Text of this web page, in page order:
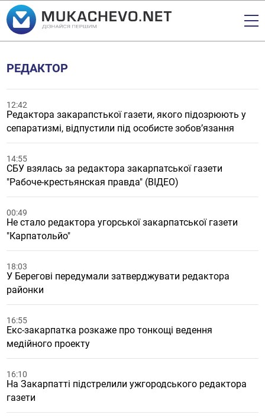
РЕДАКТОР
12:42
Редактора закарапстької газети, якого підозрюють у
сепаратизмі, відпустили під особисте зобов’язання
14:55
СБУ взялась за редактора закарпатської газети
"Рабоче-крестьянская правда" (ВІДЕО)
00:49
Не стало редактора угорської закарпатської газети
"Карпатольйо"
18:03
У Берегові передумали затверджувати редактора
районки
16:55
Екс-закарпатка розкаже про тонкощі ведення
медійного проекту
16:10
На Закарпатті підстрелили ужгородського редактора
газети